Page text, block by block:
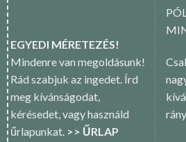
EGYEDI MÉRETEZÉS!
Mindenre van megoldásunk!
Rád szabjuk az ingedet. Írd
meg kívánságodat,
kérésedet, vagy használd
űrlapunkat. >> ŰRLAP